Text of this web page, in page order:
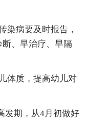
染病要及时报告，
、早治疗、早隔
体质，提高幼儿对
发期，从4月初做好